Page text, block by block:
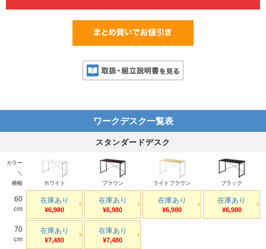
ワークデスク一覧表
スタンダードデスク
カラー
＼
横幅
ホワイト ブラウン ライトブラウン ブラック
60
cm
在庫あり
¥6,980
在庫あり
¥6,980
在庫あり
¥6,980
在庫あり
¥6,980
70
cm
在庫あり
¥7,480
在庫あり
¥7,480